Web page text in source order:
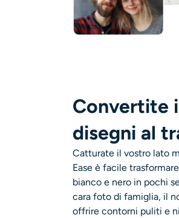
Convertite
disegni al
Catturate il vostro lato
Ease è facile
bianco e nero in pochi
cara foto di famiglia, il
offrire contorni puliti e